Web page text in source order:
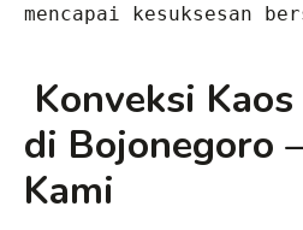
mencapai kesuksesan
Konveksi
di Bojonegoro
Kami